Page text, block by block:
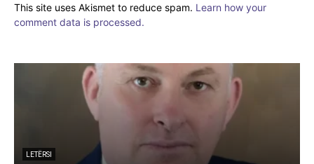
This site uses Akismet to reduce spam. Learn how your
comment data is processed.
LETËRSI